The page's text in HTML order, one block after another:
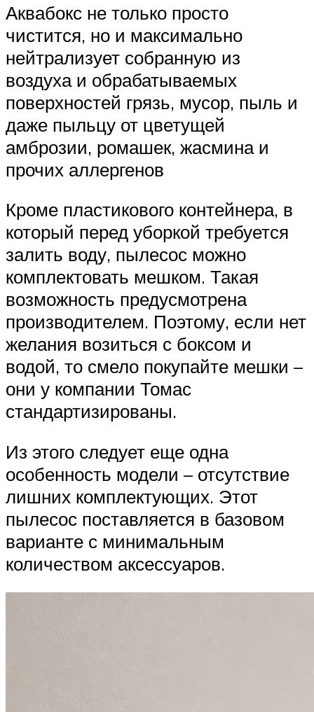
Аквабокс не только просто
чистится, но и максимально
нейтрализует собранную из
воздуха и обрабатываемых
поверхностей грязь, мусор, пыль и
даже пыльцу от цветущей
амброзии, ромашек, жасмина и
прочих аллергенов
Кроме пластикового контейнера, в
который перед уборкой требуется
залить воду, пылесос можно
комплектовать мешком. Такая
возможность предусмотрена
производителем. Поэтому, если нет
желания возиться с боксом и
водой, то смело покупайте мешки –
они у компании Томас
стандартизированы.
Из этого следует еще одна
особенность модели – отсутствие
лишних комплектующих. Этот
пылесос поставляется в базовом
варианте с минимальным
количеством аксессуаров.